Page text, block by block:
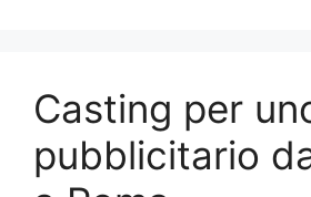
Casting per
pubblicitario